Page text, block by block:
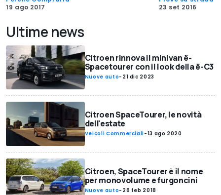
19 ago 2017
23 set 2016
Ultime news
Citroen rinnova il minivan ë-
Spacetourer con il look della ë-C3
Nuove auto- 21 dic 2023
Citroen SpaceTourer, le novità
dell'estate
Veicoli Commerciali-13 ago 2020
Citroen, SpaceTourer è il nome
per monovolume e furgoncini
Nuove auto- 28 feb 2018